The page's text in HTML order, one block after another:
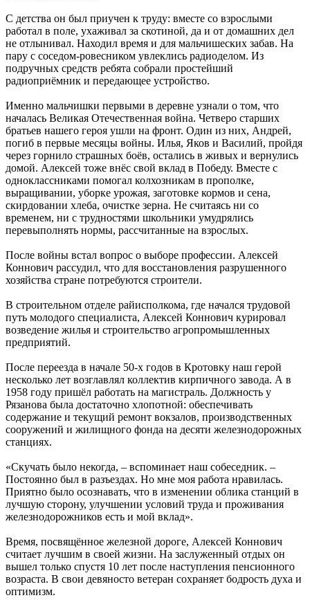
С детства он был приучен к труду: вместе со взрослыми
работал в поле, ухаживал за скотиной, да и от домашних дел
не отлынивал. Находил время и для мальчишеских забав. На
пару с соседом-ровесником увлеклись радиоделом. Из
подручных средств ребята собрали простейший
радиоприёмник и передающее устройство.
Именно мальчишки первыми в деревне узнали о том, что
началась Великая Отечественная война. Четверо старших
братьев нашего героя ушли на фронт. Один из них, Андрей,
погиб в первые месяцы войны. Илья, Яков и Василий, пройдя
через горнило страшных боёв, остались в живых и вернулись
домой. Алексей тоже внёс свой вклад в Победу. Вместе с
одноклассниками помогал колхозникам в прополке,
выращивании, уборке урожая, заготовке кормов и сена,
скирдовании хлеба, очистке зерна. Не считаясь ни со
временем, ни с трудностями школьники умудрялись
перевыполнять нормы, рассчитанные на взрослых.
После войны встал вопрос о выборе профессии. Алексей
Коннович рассудил, что для восстановления разрушенного
хозяйства стране потребуются строители.
В строительном отделе райисполкома, где начался трудовой
путь молодого специалиста, Алексей Коннович курировал
возведение жилья и строительство агропромышленных
предприятий.
После переезда в начале 50-х годов в Кротовку наш герой
несколько лет возглавлял коллектив кирпичного завода. А в
1958 году пришёл работать на магистраль. Должность у
Рязанова была достаточно хлопотной: обеспечивать
содержание и текущий ремонт вокзалов, производственных
сооружений и жилищного фонда на десяти железнодорожных
станциях.
«Скучать было некогда, – вспоминает наш собеседник. –
Постоянно был в разъездах. Но мне моя работа нравилась.
Приятно было осознавать, что в изменении облика станций в
лучшую сторону, улучшении условий труда и проживания
железнодорожников есть и мой вклад».
Время, посвящённое железной дороге, Алексей Коннович
считает лучшим в своей жизни. На заслуженный отдых он
вышел только спустя 10 лет после наступления пенсионного
возраста. В свои девяносто ветеран сохраняет бодрость духа и
оптимизм.